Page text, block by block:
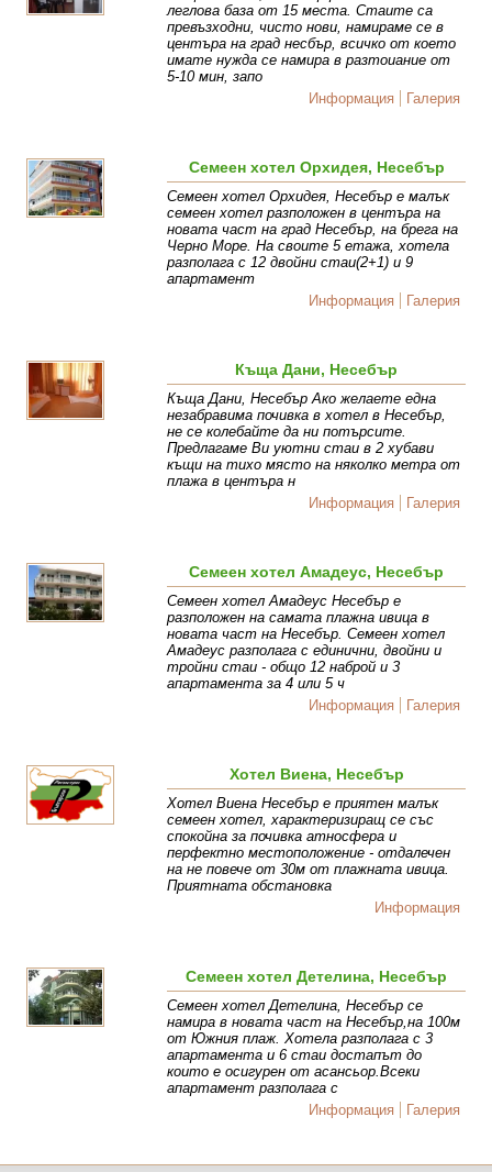
леглова база от 15 места. Стаите са
превъзходни, чисто нови, намираме се в
центъра на град несбър, всичко от което
имате нужда се намира в разтоиание от
5-10 мин, запо
Информация
Галерия
Семеен хотел Орхидея, Несебър
Семеен хотел Орхидея, Несебър е малък
семеен хотел разположен в центъра на
новата част на град Несебър, на брега на
Черно Море. На своите 5 етажа, хотела
разполага с 12 двойни стаи(2+1) и 9
апартамент
Информация
Галерия
Къща Дани, Несебър
Къща Дани, Несебър Ако желаете една
незабравима почивка в хотел в Несебър,
не се колебайте да ни потърсите.
Предлагаме Ви уютни стаи в 2 хубави
къщи на тихо място на няколко метра от
плажа в центъра н
Информация
Галерия
Семеен хотел Амадеус, Несебър
Семеен хотел Амадеус Несебър е
разположен на самата плажна ивица в
новата част на Несебър. Семеен хотел
Амадеус разполага с единични, двойни и
тройни стаи - общо 12 наброй и 3
апартамента за 4 или 5 ч
Информация
Галерия
Хотел Виена, Несебър
Хотел Виена Несебър e приятен малък
семеен хотел, характеризиращ се със
спокойна за почивка атносфера и
перфектно местоположение - отдалечен
на не повече от 30м от плажната ивица.
Приятната обстановка
Информация
Семеен хотел Детелина, Несебър
Семеен хотел Детелина, Несебър се
намира в новата част на Несебър,на 100м
от Южния плаж. Хотела разполага с 3
апартамента и 6 стаи достапът до
които е осигурен от асансьор.Всеки
апартамент разполага с
Информация
Галерия